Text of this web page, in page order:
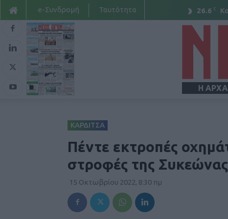
26.6 C
e-Συνδρομή Ταυτότητα
Η
ΚΑΡΔΙΤΣΑ
Πέντε εκτροπές
στροφές της
15 Οκτωβρίου 2022, 8:30 πμ